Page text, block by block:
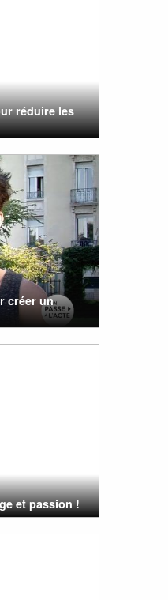
réduire les
créer un
et passion !